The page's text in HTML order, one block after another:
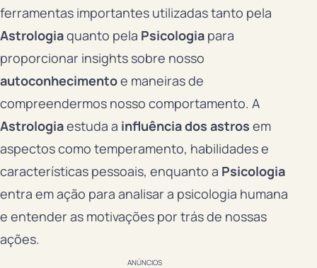
ferramentas importantes utilizadas tanto pela
Astrologiaquanto pela Psicologia para
proporcionar insights sobre nosso
autoconhecimentoe maneiras de
compreendermos nosso comportamento. A
Astrologiaestuda a influência dos astros em
aspectos como temperamento, habilidades e
características pessoais, enquanto a Psicologia
entra em ação para analisar a psicologia humana
e entender as motivações por trás de nossas
ações.
ANÚNCIOS